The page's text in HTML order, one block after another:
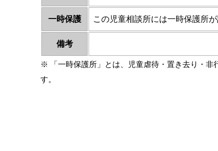
一時保護 この児童相談所には一時保護所
備考
※ 「一時保護所」とは、児童虐待・置き去り・非
す。